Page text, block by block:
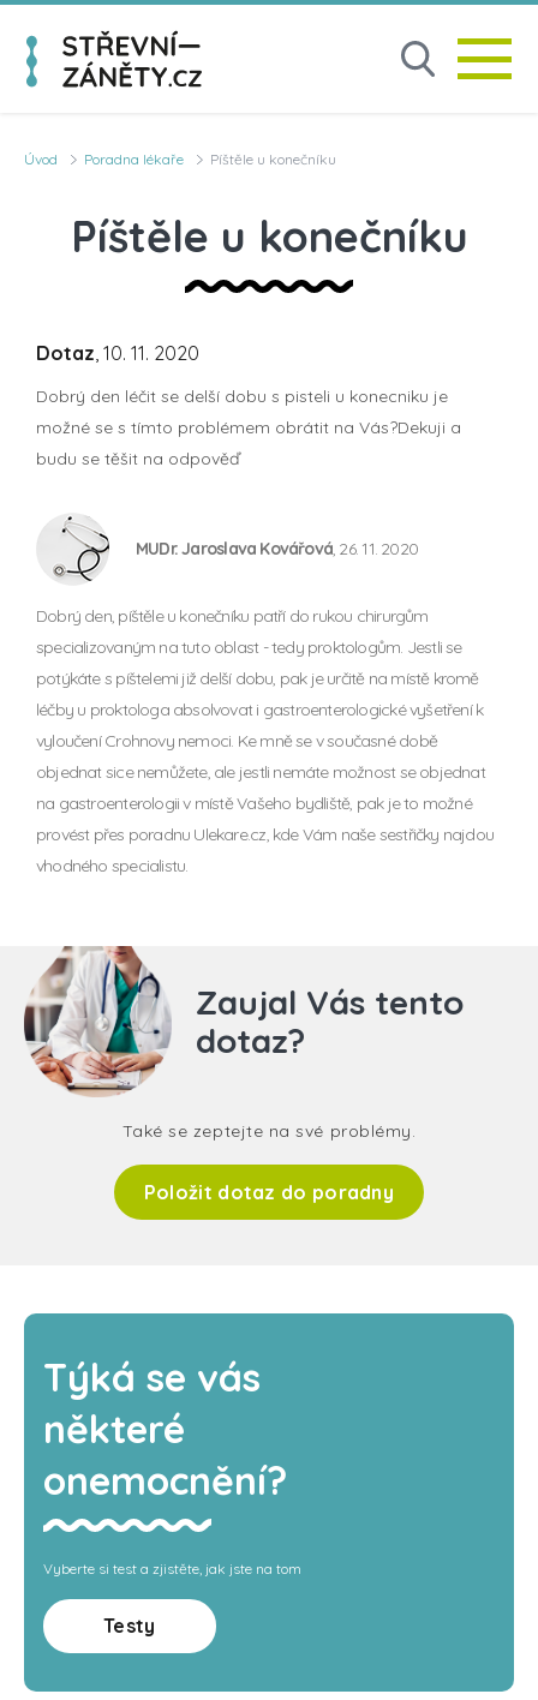
Úvod Poradna lékaře Píštěle u konečníku
Píštěle u konečníku
Dotaz, 10. 11. 2020
Dobrý den léčit se delší dobu s pisteli u konecniku je
možné se s tímto problémem obrátit na Vás?Dekuji a
budu se těšit na odpověď
MUDr. Jaroslava Kovářová, 26. 11. 2020
Dobrý den, píštěle u konečníku patří do rukou chirurgům
specializovaným na tuto oblast - tedy proktologům. Jestli se
potýkáte s píštelemi již delší dobu, pak je určitě na místě kromě
léčby u proktologa absolvovat i gastroenterologické vyšetření k
vyloučení Crohnovy nemoci. Ke mně se v současné době
objednat sice nemůžete, ale jestli nemáte možnost se objednat
na gastroenterologii v místě Vašeho bydliště, pak je to možné
provést přes poradnu Ulekare.cz, kde Vám naše sestřičky najdou
vhodného specialistu.
Zaujal Vás tento
dotaz?
Také se zeptejte na své problémy.
Položit dotaz do poradny
Týká se vás
některé
onemocnění?
Vyberte si test a zjistěte, jak jste na tom
Testy